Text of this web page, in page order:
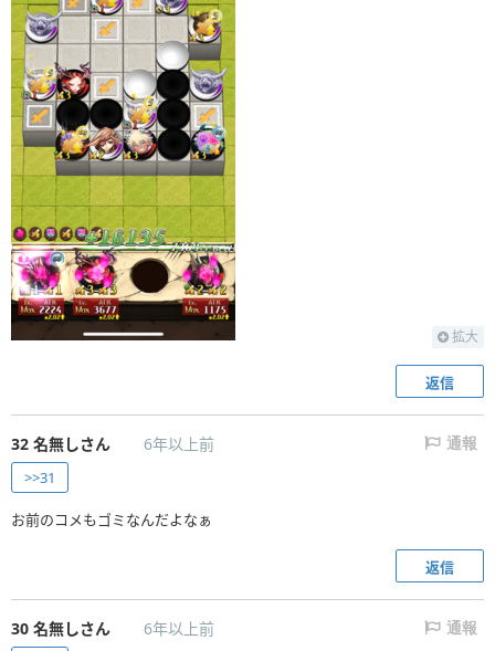
拡大
返信
32 名無しさん 6年以上前 通報
>>31
お前のコメもゴミなんだよなぁ
返信
30 名無しさん 6年以上前 通報